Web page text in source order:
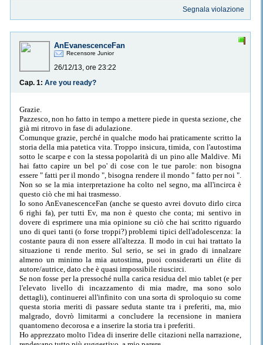
Segnala violazione
AnEvanescenceFan
Recensore Junior
26/12/13, ore 23:22
Cap. 1: Are you ready?
Grazie.
Pazzesco, non ho fatto in tempo a mettere piede in questa sezione, che
già mi ritrovo in fase di adulazione.
Comunque grazie, perché in qualche modo hai praticamente scritto la
storia della mia patetica vita. Troppo insicura, timida, con l'autostima
sotto le scarpe e con la stessa popolarità di un pino alle Maldive. Mi
hai fatto capire un bel po' di cose con le tue parole: non bisogna
essere " fatti per il mondo ", bisogna rendere il mondo " fatto per noi ".
Non so se la mia interpretazione ha colto nel segno, ma all'incirca è
questo ciò che mi hai trasmesso.
Io sono AnEvanescenceFan (anche se questo avrei dovuto dirlo circa
6 righi fa), per tutti Ev, ma non è questo che conta; mi sentivo in
dovere di esprimere una mia opinione su ciò che hai scritto riguardo
uno di quei tanti (o forse troppi?) problemi tipici dell'adolescenza: la
costante paura di non essere all'altezza. Il modo in cui hai trattato la
situazione ti rende merito. Sul serio, se sei in grado di innalzare
almeno un minimo la mia autostima, puoi considerarti un élite di
autore/autrice, dato che è quasi impossibile riuscirci.
Se non fosse per la pressoché nulla carica residua del mio tablet (e per
l'elevato livello di incazzamento di mia madre, ma sono solo
dettagli), continuerei all'infinito con una sorta di sproloquio su come
questa storia meriti di passare seduta stante tra i preferiti, ma, mio
malgrado, dovrò limitarmi a concludere la recensione in maniera
quantomeno decorosa e a inserire la storia tra i preferiti.
Ho apprezzato molto l'idea di inserire delle citazioni nella narrazione,